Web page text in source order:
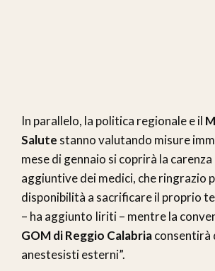
In parallelo, la politica regionale e il
Salute stanno valutando misure
mese di gennaio si coprirà la
aggiuntive dei medici, che ringrazio
disponibilità a sacrificare il proprio
– ha aggiunto Iiriti – mentre la
GOM di Reggio Calabriaconsentirà
anestesisti esterni”.